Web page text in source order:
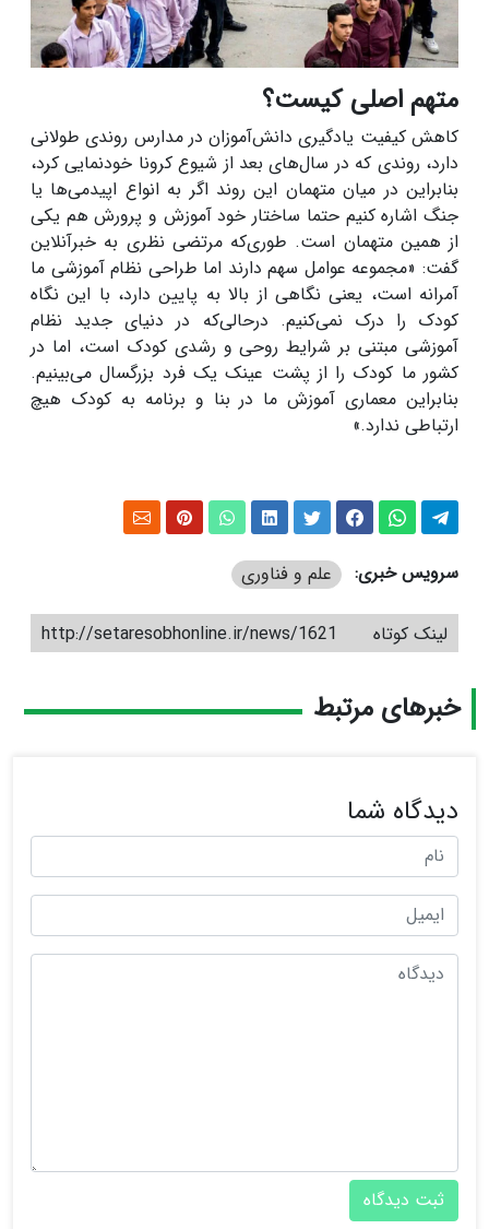
متهم اصلی کیست؟
کاهش کیفیت یادگیری دانش‌آموزان در مدارس روندی طولانی
دارد، روندی که در سال‌های بعد از شیوع کرونا خودنمایی کرد،
بنابراین در میان متهمان این روند اگر به انواع اپیدمی‌ها یا
جنگ اشاره کنیم حتما ساختار خود آموزش و پرورش هم یکی
از همین متهمان است. طوری‌که مرتضی نظری به خبرآنلاین
گفت: «مجموعه عوامل سهم دارند اما طراحی نظام آموزشی ما
آمرانه است، یعنی نگاهی از بالا به پایین دارد، با این نگاه
کودک را درک نمی‌کنیم. درحالی‌که در دنیای جدید نظام
آموزشی مبتنی بر شرایط روحی و رشدی کودک است، اما در
کشور ما کودک را از پشت عینک یک فرد بزرگسال می‌بینیم.
بنابراین معماری آموزش ما در بنا و برنامه به کودک هیچ
ارتباطی ندارد.»
سرویس خبری: علم و فناوری
لینک کوتاه http://setaresobhonline.ir/news/1621
خبرهای مرتبط
دیدگاه شما
ثبت دیدگاه